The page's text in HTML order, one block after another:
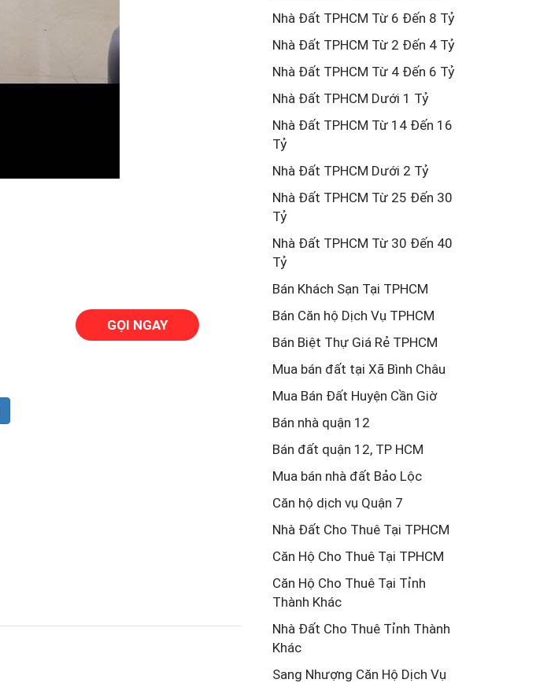
GỌI NGAY
Nhà Đất TPHCM Từ 6 Đến 8 Tỷ
Nhà Đất TPHCM Từ 2 Đến 4 Tỷ
Nhà Đất TPHCM Từ 4 Đến 6 Tỷ
Nhà Đất TPHCM Dưới 1 Tỷ
Nhà Đất TPHCM Từ 14 Đến 16
Tỷ
Nhà Đất TPHCM Dưới 2 Tỷ
Nhà Đất TPHCM Từ 25 Đến 30
Tỷ
Nhà Đất TPHCM Từ 30 Đến 40
Tỷ
Bán Khách Sạn Tại TPHCM
Bán Căn hộ Dịch Vụ TPHCM
Bán Biệt Thự Giá Rẻ TPHCM
Mua bán đất tại Xã Bình Châu
Mua Bán Đất Huyện Cần Giờ
Bán nhà quận 12
Bán đất quận 12, TP HCM
Mua bán nhà đất Bảo Lộc
Căn hộ dịch vụ Quận 7
Nhà Đất Cho Thuê Tại TPHCM
Căn Hộ Cho Thuê Tại TPHCM
Căn Hộ Cho Thuê Tại Tỉnh
Thành Khác
Nhà Đất Cho Thuê Tỉnh Thành
Khác
Sang Nhượng Căn Hộ Dịch Vụ